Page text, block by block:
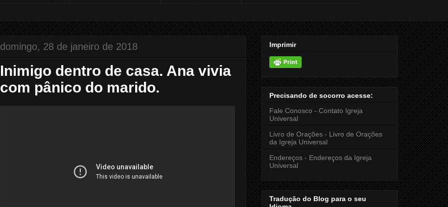
domingo, 28 de janeiro de 2018
Inimigo dentro de casa. Ana vivia
com pânico do marido.
Imprimir
Precisando de socorro acesse:
Fale Conosco - Contato Igreja
Universal
Livro de Orações - Livro de Orações
da Igreja Universal
Endereços - Endereços da Igreja
Universal
Tradução do Blog para o seu